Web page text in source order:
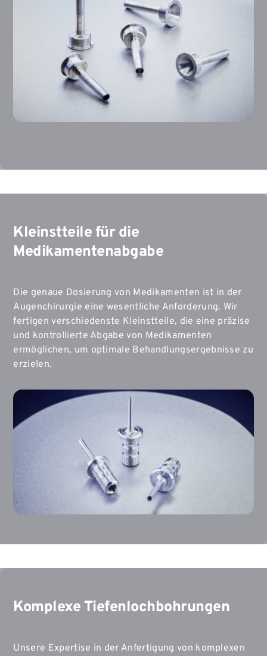
Kleinstteile für die
Medikamentenabgabe
Die genaue Dosierung von Medikamenten ist in der
Augenchirurgie eine wesentliche Anforderung. Wir
fertigen verschiedenste Kleinstteile, die eine präzise
und kontrollierte Abgabe von Medikamenten
ermöglichen, um optimale Behandlungsergebnisse zu
erzielen.
Komplexe Tiefenlochbohrungen
Unsere Expertise in der Anfertigung von komplexen